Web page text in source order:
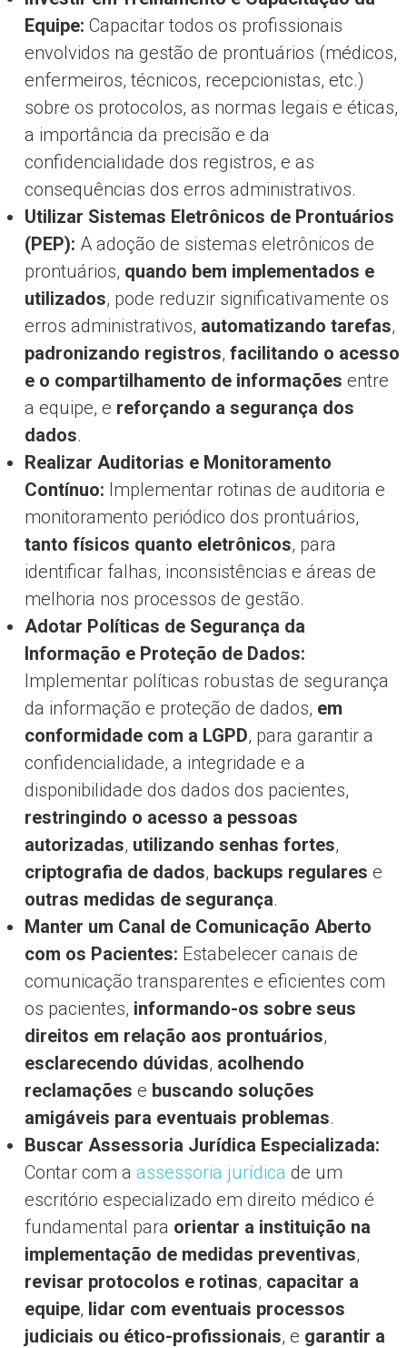
Equipe: Capacitar todos os profissionais
envolvidos na gestão de prontuários (médicos,
enfermeiros, técnicos, recepcionistas, etc.)
sobre os protocolos, as normas legais e éticas,
a importância da precisão e da
confidencialidade dos registros, e as
consequências dos erros administrativos.
Utilizar Sistemas Eletrônicos de Prontuários
(PEP): A adoção de sistemas eletrônicos de
prontuários, quando bem implementados e
utilizados, pode reduzir significativamente os
erros administrativos, automatizando tarefas,
padronizando registros, facilitando o acesso
e o compartilhamento de informações entre
a equipe, e reforçando a segurança dos
dados.
Realizar Auditorias e Monitoramento
Contínuo: Implementar rotinas de auditoria e
monitoramento periódico dos prontuários,
tanto físicos quanto eletrônicos, para
identificar falhas, inconsistências e áreas de
melhoria nos processos de gestão.
Adotar Políticas de Segurança da
Informação e Proteção de Dados:
Implementar políticas robustas de segurança
da informação e proteção de dados, em
conformidade com a LGPD, para garantir a
confidencialidade, a integridade e a
disponibilidade dos dados dos pacientes,
restringindo o acesso a pessoas
autorizadas, utilizando senhas fortes,
criptografia de dados, backups regulares e
outras medidas de segurança.
Manter um Canal de Comunicação Aberto
com os Pacientes: Estabelecer canais de
comunicação transparentes e eficientes com
os pacientes, informando-os sobre seus
direitos em relação aos prontuários,
esclarecendo dúvidas, acolhendo
reclamações e buscando soluções
amigáveis para eventuais problemas.
Buscar Assessoria Jurídica Especializada:
Contar com a assessoria jurídica de um
escritório especializado em direito médico é
fundamental para orientar a instituição na
implementação de medidas preventivas,
revisar protocolos e rotinas, capacitar a
equipe, lidar com eventuais processos
judiciais ou ético-profissionais, e garantir a